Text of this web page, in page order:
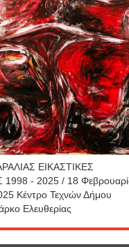
ΕΙΚΑΣΤΙΚΕΣ
- 2025 / 18
Κέντρο Τεχνών Δήμου
Ελευθερίας